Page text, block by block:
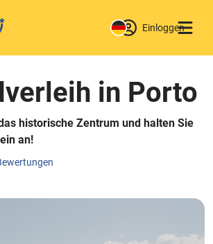
Einloggen
in Porto
historische Zentrum und halten Sie
an!